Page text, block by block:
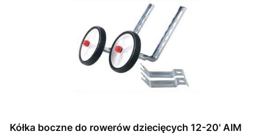
Kółka boczne do rowerów dziecięcych 12-20' AIM